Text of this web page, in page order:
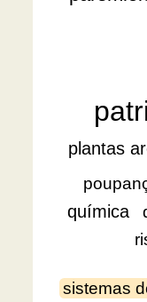
plantas
química
sistemas